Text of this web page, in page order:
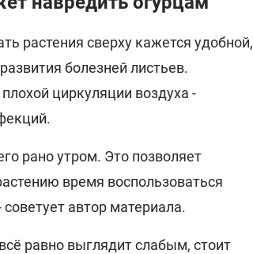
растения сверху кажется удобной,
болезней листьев.
циркуляции воздуха -
рано утром. Это позволяет
время воспользоваться
автор материала.
равно выглядит слабым, стоит